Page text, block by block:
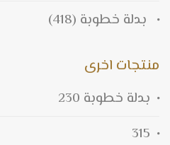
بدلة خطوبة (418)
منتجات اخرى
بدلة خطوبة 230
315